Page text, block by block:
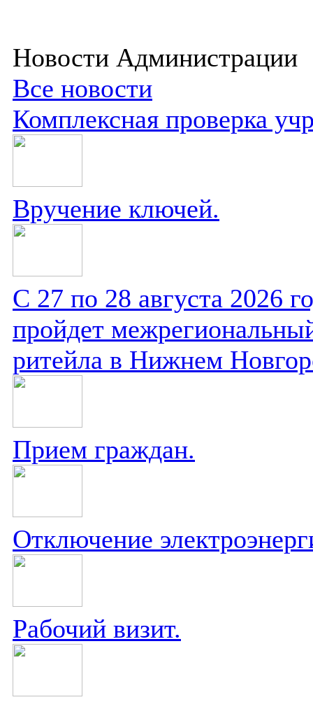
Новости Администрации
Все новости
Комплексная проверка
Вручение ключей.
С 27 по 28 августа 2026
пройдет
ритейла в Нижнем
Прием граждан.
Отключение
Рабочий визит.